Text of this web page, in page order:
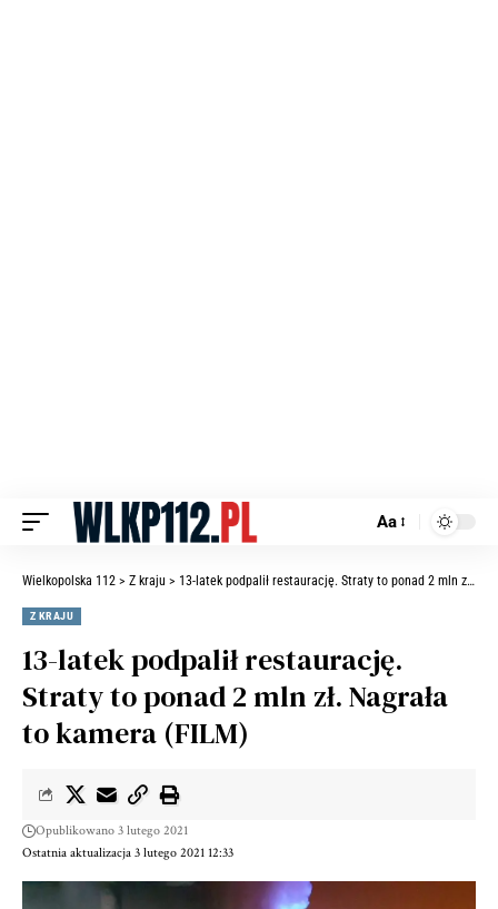
Aa
Wielkopolska 112 > Z kraju > 13-latek podpalił restaurację. Straty to ponad 2 mln zł. Nagrała to kamera (FILM)
Z KRAJU
13-latek podpalił restaurację.
Straty to ponad 2 mln zł. Nagrała
to kamera (FILM)
Ostatnia aktualizacja 3 lutego 2021 12:33
Opublikowano 3 lutego 2021